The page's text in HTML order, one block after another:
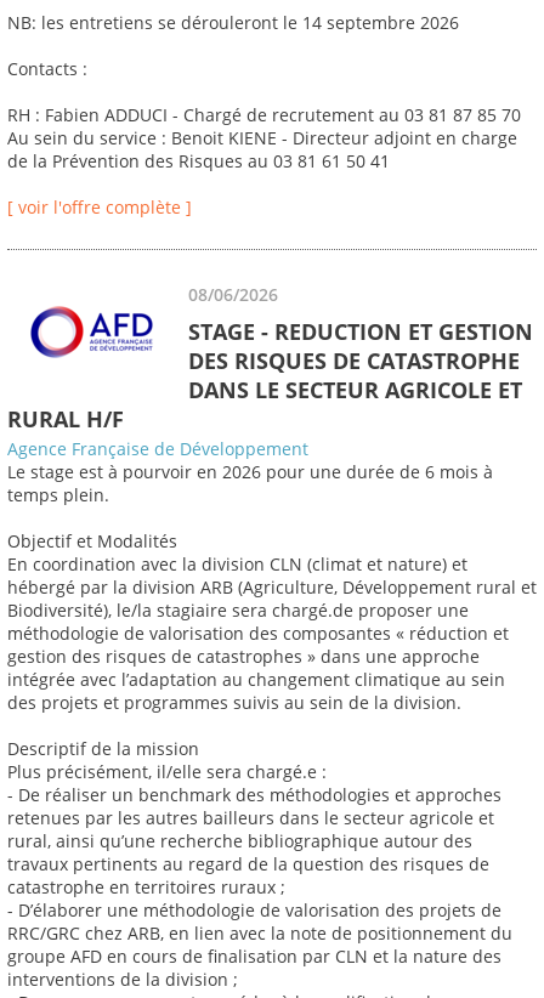
NB: les entretiens se dérouleront le 14 septembre 2026
Contacts :
RH : Fabien ADDUCI - Chargé de recrutement au 03 81 87 85 70
Au sein du service : Benoit KIENE - Directeur adjoint en charge
de la Prévention des Risques au 03 81 61 50 41
[ voir l'offre complète ]
08/06/2026
STAGE - REDUCTION ET GESTION
DES RISQUES DE CATASTROPHE
DANS LE SECTEUR AGRICOLE ET
RURAL H/F
Agence Française de Développement
Le stage est à pourvoir en 2026 pour une durée de 6 mois à
temps plein.
Objectif et Modalités
En coordination avec la division CLN (climat et nature) et
hébergé par la division ARB (Agriculture, Développement rural et
Biodiversité), le/la stagiaire sera chargé.de proposer une
méthodologie de valorisation des composantes « réduction et
gestion des risques de catastrophes » dans une approche
intégrée avec l’adaptation au changement climatique au sein
des projets et programmes suivis au sein de la division.
Descriptif de la mission
Plus précisément, il/elle sera chargé.e :
- De réaliser un benchmark des méthodologies et approches
retenues par les autres bailleurs dans le secteur agricole et
rural, ainsi qu’une recherche bibliographique autour des
travaux pertinents au regard de la question des risques de
catastrophe en territoires ruraux ;
- D’élaborer une méthodologie de valorisation des projets de
RRC/GRC chez ARB, en lien avec la note de positionnement du
groupe AFD en cours de finalisation par CLN et la nature des
interventions de la division ;